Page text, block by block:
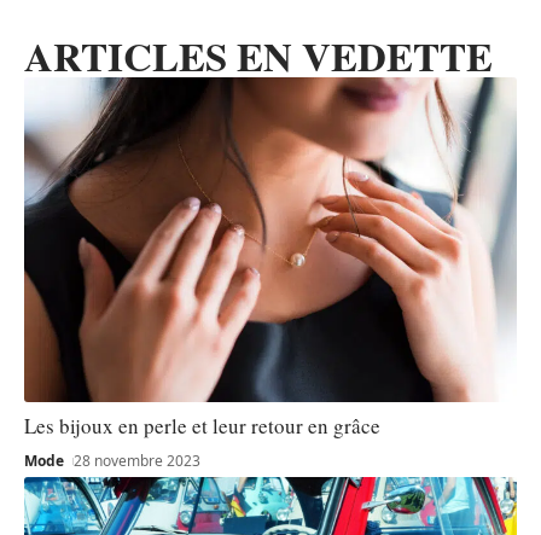
ARTICLES EN VEDETTE
Les bijoux en perle et leur retour en grâce
Mode 28 novembre 2023